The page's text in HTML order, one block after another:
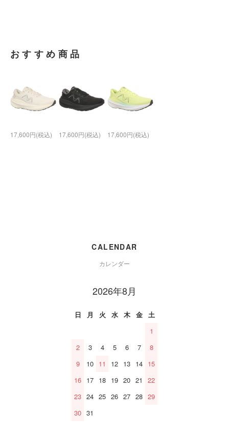
おすすめ商品
17,600円(税込) 17,600円(税込) 17,600円(税込)
CALENDAR
カレンダー
2026年8月
日 月 火 水 木 金
土
1
2
3 4 5 6 7
8
9
10 11 12 13 14 15
16 17 18 19 20 21
22
23 24 25 26 27 28 29
30 31